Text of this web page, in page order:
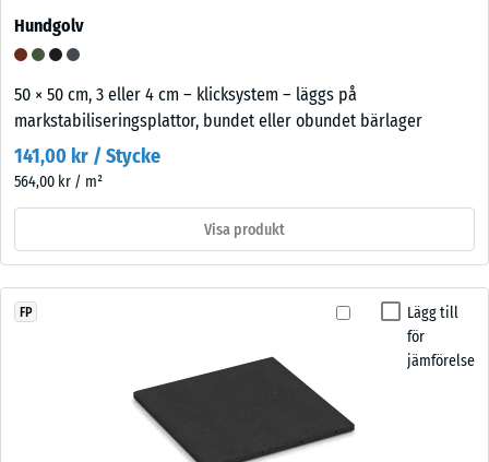
Hundgolv
50 × 50 cm, 3 eller 4 cm – klicksystem – läggs på
markstabiliseringsplattor, bundet eller obundet bärlager
141,00 kr / Stycke
564,00 kr / m²
Visa produkt
Lägg till
för
jämförelse
FP